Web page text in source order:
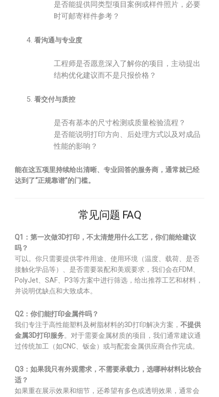
是否能提供同类型项目案例或样件照片，必要
时可邮寄样件参考？
看沟通与专业度
工程师是否愿意深入了解你的项目，主动提出
结构优化建议而不是只报价格？
看交付与质控
是否有基本的尺寸检测或质量检验流程？
是否能说明打印方向、后处理方式以及对成品
性能的影响？
能在这五项里持续给出清晰、专业回答的服务商，通常就已经
达到了“正规靠谱”的门槛。
常见问题 FAQ
Q1：第一次做3D打印，不太清楚用什么工艺，你们能给建议
吗？
可以。你只需要提供零件用途、使用环境（温度、载荷、是否
接触化学品等）、是否需要装配和美观要求，我们会在FDM、
PolyJet、SAF、P3等方案中进行筛选，给出推荐工艺和材料，
并说明优缺点和大致成本。
Q2：你们能打印金属件吗？
我们专注于高性能塑料及树脂材料的3D打印解决方案， 不提供
金属3D打印服务。对于需要金属材质的项目，我们通常建议通
过传统加工（如CNC、钣金）或与配套金属供应商合作完成。
Q3：如果我只有外观需求，不需要承载力，选哪种材料比较合
适？
如果重在展示效果和细节，还希望有多色或透明效果，通常会